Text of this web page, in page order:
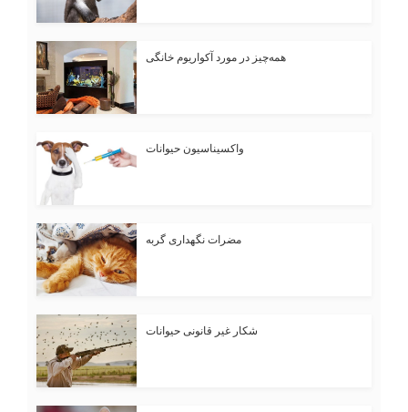
همه‌چیز در مورد آکواریوم خانگی
واکسیناسیون حیوانات
مضرات نگهداری گربه
شکار غیر قانونی حیوانات